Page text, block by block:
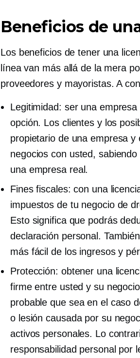
Beneficios de
Los beneficios de tener una
línea van más allá de la mera
proveedores y mayoristas. A
Legitimidad: ser una
opción. Los clientes y los
propietario de una empresa
negocios con usted,
una empresa real.
Fines fiscales: con una
impuestos de tu negocio de
Esto significa que podrás
declaración personal.
más fácil de los ingresos y
Protección: obtener una
firme entre usted y su
probable que sea en el caso
o lesión causada por su
activos personales. Lo
responsabilidad personal por